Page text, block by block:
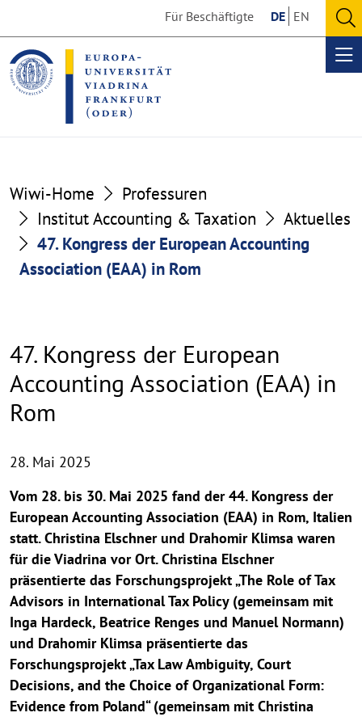
the
content
section
the
footer
section
Für Beschäftigte DE EN
Wiwi-Home
Professuren
Institut Accounting & Taxation
Aktuelles
47. Kongress der European Accounting
Association (EAA) in Rom
47. Kongress der European
Accounting Association (EAA) in
Rom
28. Mai 2025
Vom 28. bis 30. Mai 2025 fand der 44. Kongress der
European Accounting Association (EAA) in Rom, Italien
statt. Christina Elschner und Drahomir Klimsa waren
für die Viadrina vor Ort. Christina Elschner
präsentierte das Forschungsprojekt „The Role of Tax
Advisors in International Tax Policy (gemeinsam mit
Inga Hardeck, Beatrice Renges und Manuel Normann)
und Drahomir Klimsa präsentierte das
Forschungsprojekt „Tax Law Ambiguity, Court
Decisions, and the Choice of Organizational Form:
Evidence from Poland“ (gemeinsam mit Christina